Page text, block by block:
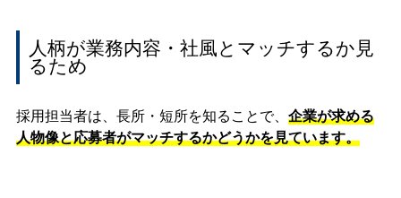
人柄が業務内容・社風とマッチするか見
るため
採用担当者は、長所・短所を知ることで、 企業が求める
人物像と応募者がマッチするかどうかを見ています。